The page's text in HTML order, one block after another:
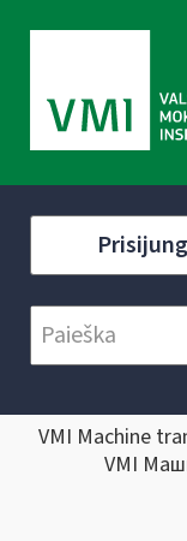
VMI Machine
VMI